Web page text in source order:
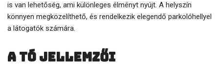
is van lehetőség, ami különleges élményt nyújt. A helyszín
könnyen megközelíthető, és rendelkezik elegendő parkolóhellyel
a látogatók számára.
A tó jellemzői